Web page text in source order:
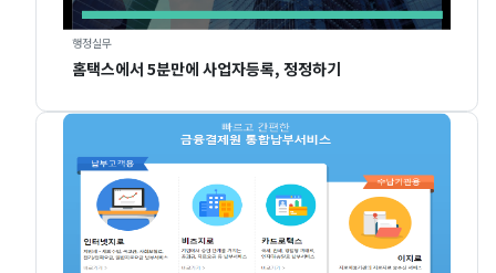
행정실무
홈택스에서 5분만에 사업자등록, 정정하기